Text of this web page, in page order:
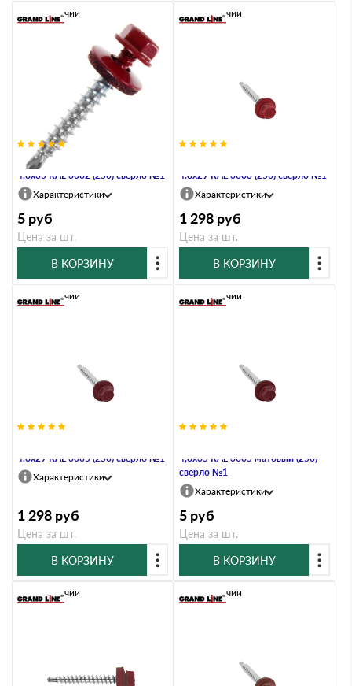
Саморез кровельный Daxmer
4,8х35 RAL 3002 (250) сверло №1
В наличии
Характеристики
5 руб
Цена за шт.
В КОРЗИНУ
4.8х29 RAL 3003 (250) сверло №1
В наличии
Характеристики
1 298 руб
Цена за шт.
В КОРЗИНУ
4.8х29 RAL 3005 (250) сверло №1
В наличии
Характеристики
1 298 руб
Цена за шт.
В КОРЗИНУ
4,8х35 RAL 3005 матовый (250)
сверло №1
В наличии
Характеристики
5 руб
Цена за шт.
В КОРЗИНУ
В наличии В наличии